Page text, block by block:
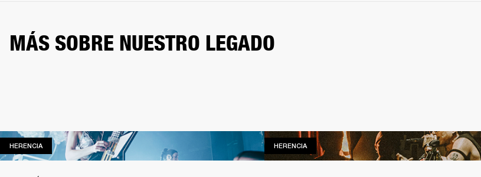
MÁS SOBRE NUESTRO LEGADO
HERENCIAHERENCIA HERENCIAHERENCIA